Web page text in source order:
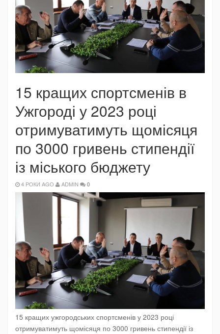
15 кращих спортсменів в
Ужгороді у 2023 році
отримуватимуть щомісяця
по 3000 гривень стипендії
із міського бюджету
4 РОКИ AGO ADMIN 0
15 кращих ужгородських спортсменів у 2023 році
отримуватимуть щомісяця по 3000 гривень стипендії із